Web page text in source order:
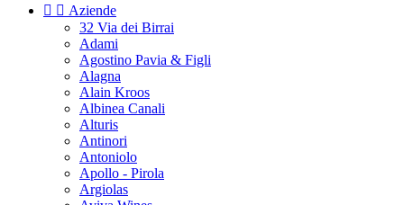
  Aziende
32 Via dei Birrai
Adami
Agostino Pavia & Figli
Alagna
Alain Kroos
Albinea Canali
Alturis
Antinori
Antoniolo
Apollo - Pirola
Argiolas